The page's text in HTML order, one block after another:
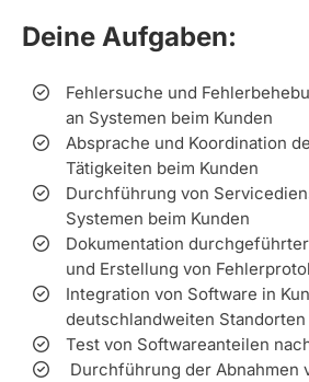
Deine Aufgaben:
Fehlersuche und
an Systemen beim Kunden
Absprache und Koordination
Tätigkeiten beim Kunden
Durchführung von
Systemen beim Kunden
Dokumentation
und Erstellung von
Integration von Software in
deutschlandweiten Standorten
Test von Softwareanteilen
Durchführung der Abnahmen